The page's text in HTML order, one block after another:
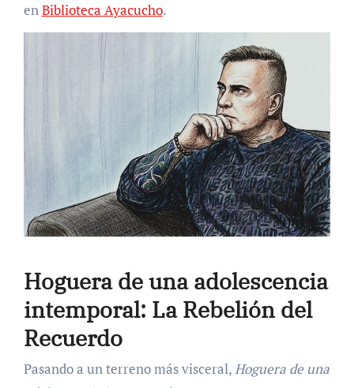
enBiblioteca Ayacucho.
Hoguera de una adolescencia
intemporal: La Rebelión del
Recuerdo
Pasando a un terreno más visceral,Hoguera de una